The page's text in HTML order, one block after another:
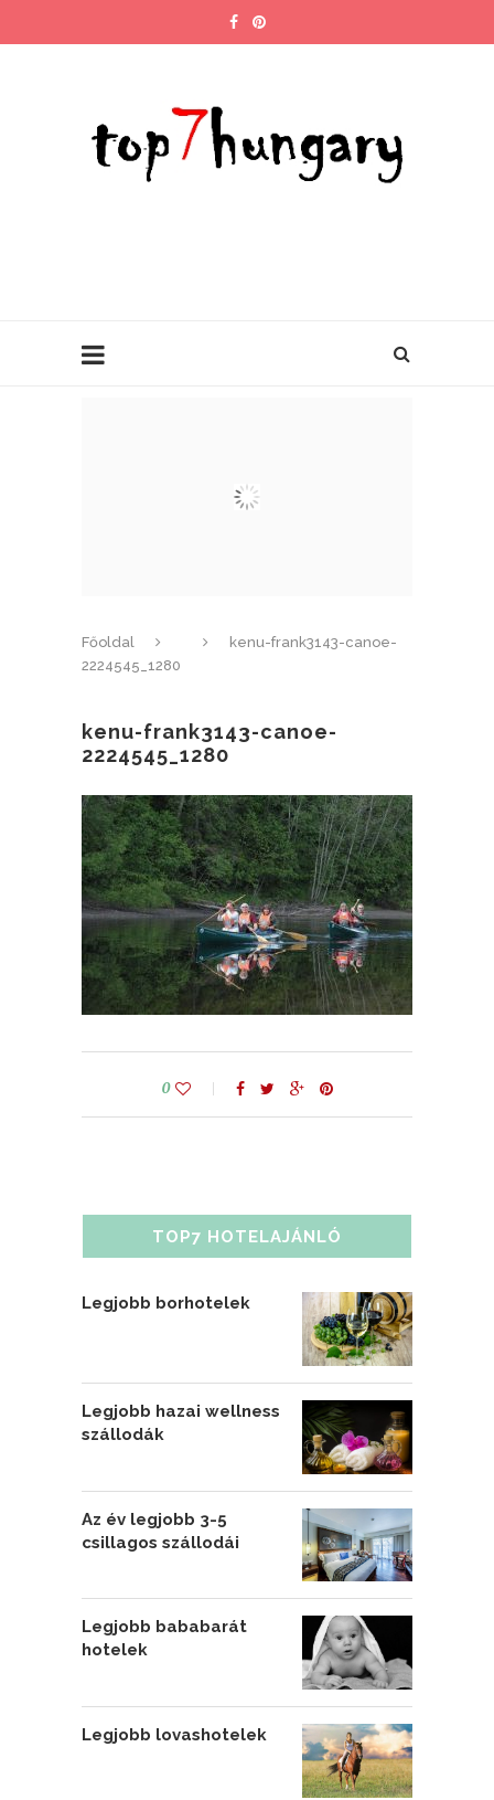
Főoldal
kenu-frank3143-canoe-
2224545_1280
kenu-frank3143-canoe-
2224545_1280
0
TOP7 HOTELAJÁNLÓ
Legjobb borhotelek
Legjobb hazai wellness
szállodák
Az év legjobb 3-5
csillagos szállodái
Legjobb bababarát
hotelek
Legjobb lovashotelek